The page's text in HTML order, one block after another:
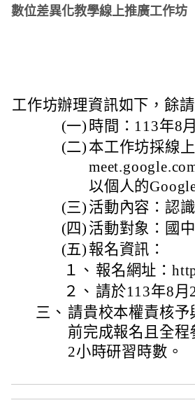
數位差異化教學線上推廣工作坊
工作坊辦理資訊如下，餘
(一) 時間：113年8
(二) 本工作坊採線
以個人的
(三) 活動內容：認
(四) 活動對象：國
(五) 報名資訊：
１、 報名網址：
２、 請於113年8
三、 請貴校本權責核
前完成報名且全
2小時研習時數。